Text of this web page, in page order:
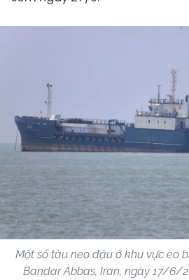
Một số tàu neo đậu ở khu vực eo
Bandar Abbas, Iran, ngày 17/6/